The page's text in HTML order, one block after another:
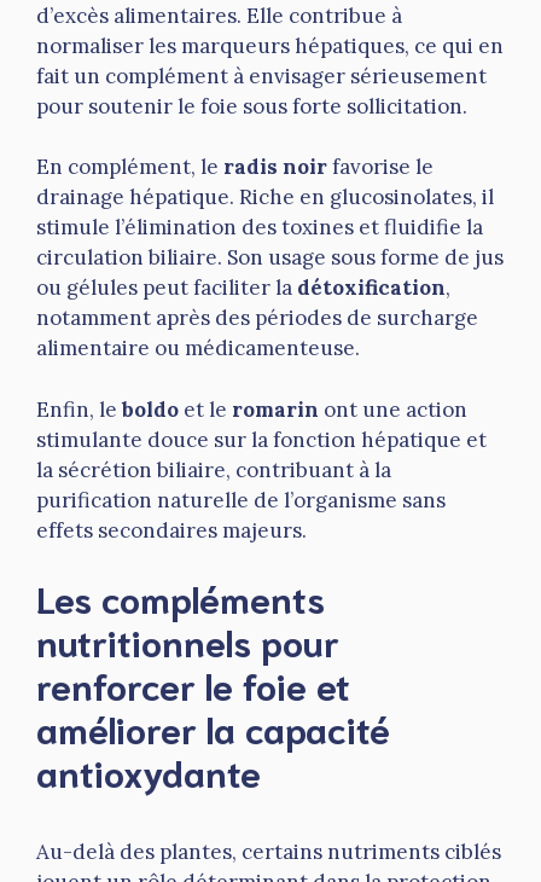
d’excès alimentaires. Elle contribue à
normaliser les marqueurs hépatiques, ce qui en
fait un complément à envisager sérieusement
pour soutenir le foie sous forte sollicitation.
En complément, le radis noirfavorise le
drainage hépatique. Riche en glucosinolates, il
stimule l’élimination des toxines et fluidifie la
circulation biliaire. Son usage sous forme de jus
ou gélules peut faciliter la détoxification,
notamment après des périodes de surcharge
alimentaire ou médicamenteuse.
Enfin, leboldo et le romarin ont une action
stimulante douce sur la fonction hépatique et
la sécrétion biliaire, contribuant à la
purification naturelle de l’organisme sans
effets secondaires majeurs.
Les compléments
nutritionnels pour
renforcer le foie et
améliorer la capacité
antioxydante
Au-delà des plantes, certains nutriments ciblés